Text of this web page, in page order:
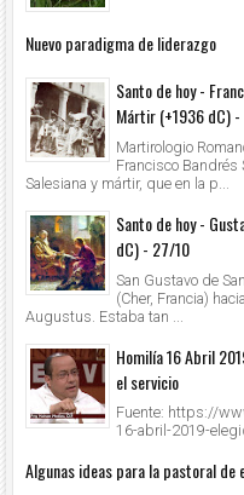
Nuevo paradigma de liderazgo
Santo de hoy -
Mártir (+1936 dC)
Martirologio
Francisco Bandrés
Salesiana y mártir, que en la p...
Santo de hoy -
dC) - 27/10
San Gustavo de
(Cher, Francia)
Augustus. Estaba tan ...
Homilía 16 Abril
el servicio
Fuente: https://
16-abril-2019-
Algunas ideas para la pastoral de